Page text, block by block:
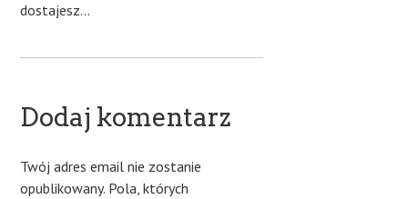
dostajesz…
Dodaj komentarz
Twój adres email nie zostanie
opublikowany. Pola, których